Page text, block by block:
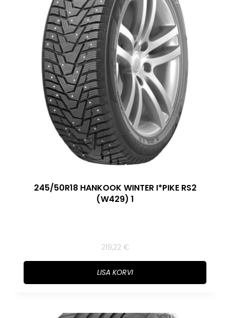
245/50R18 HANKOOK WINTER I*PIKE RS2
(W429) 1
219,22 €
LISA KORVI